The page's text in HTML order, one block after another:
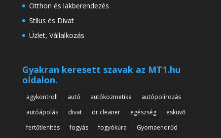
Otthon és lakberendezés
Stílus és Divat
Üzlet, Vállalkozás
Gyakran keresett szavak az MT1.hu
oldalon.
agykontroll autó autókozmetika
autópolírozás
autóápolás
divat dr cleaner egészség
esküvő
fertőtlenítés
fogyás fogyókúra
Gyomaendrőd